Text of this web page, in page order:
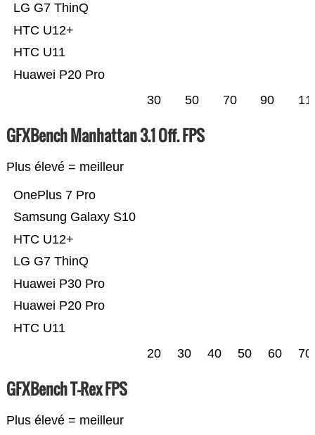
Huawei P20 Pro
HTC U11
HTC U12+
LG G7 ThinQ
30 50 70 90
GFXBench Manhattan 3.1 Off. FPS
Plus élevé = meilleur
HTC U11
Huawei P20 Pro
Huawei P30 Pro
LG G7 ThinQ
HTC U12+
Samsung Galaxy S10
OnePlus 7 Pro
20 30 40 50 60 70
GFXBench T-Rex FPS
Plus élevé = meilleur